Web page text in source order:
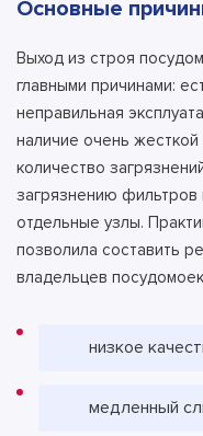
Основные
Выход из строя
главными причинами:
неправильная
наличие очень
количество
загрязнению фильтров
отдельные узлы.
позволила составить
владельцев
низкое
медленный